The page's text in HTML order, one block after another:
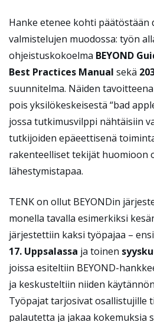
Hanke etenee kohti päätöstään
valmistelujen muodossa: työn
ohjeistuskokoelma BEYOND
Best Practices Manual sekä
suunnitelma. Näiden
pois yksilökeskeisestä “bad
jossa tutkimusvilppi nähtäisiin
tutkijoiden epäeettisenä
rakenteelliset tekijät huomioon
lähestymistapaa.
TENK on ollut BEYONDin
monella tavalla esimerkiksi
järjestettiin kaksi työpajaa –
17. Uppsalassa ja toinen
joissa esiteltiin BEYOND-
ja keskusteltiin niiden
Työpajat tarjosivat osallistujille
palautetta ja jakaa kokemuksia